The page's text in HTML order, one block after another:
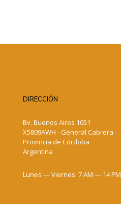
DIRECCIÓN
Bv. Buenos Aires 1051
X5809AWH - General Cabrera
Provincia de Córdoba
Argentina
Lunes — Viernes: 7 AM — 14 PM